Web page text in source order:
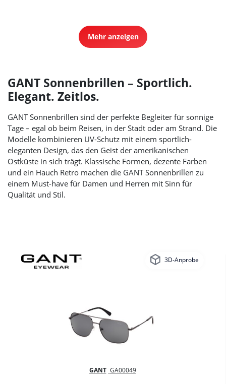
Mehr anzeigen
GANT Sonnenbrillen – Sportlich.
Elegant. Zeitlos.
GANT Sonnenbrillen sind der perfekte Begleiter für sonnige
Tage – egal ob beim Reisen, in der Stadt oder am Strand. Die
Modelle kombinieren UV-Schutz mit einem sportlich-
eleganten Design, das den Geist der amerikanischen
Ostküste in sich trägt. Klassische Formen, dezente Farben
und ein Hauch Retro machen die GANT Sonnenbrillen zu
einem Must-have für Damen und Herren mit Sinn für
Qualität und Stil.
GANT GA00049
3D-Anprobe